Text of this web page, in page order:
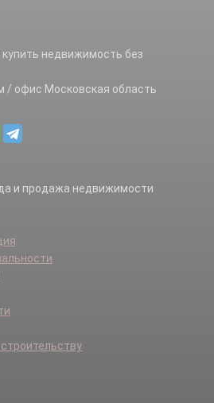
недвижимость без
/ офис Московская область